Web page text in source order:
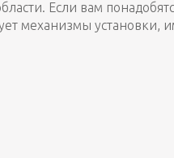
Если вам
механизмы установки,